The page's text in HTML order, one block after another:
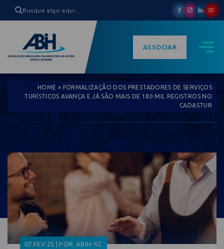
ASSOCIAR
HOME » FORMALIZAÇÃO DOS PRESTADORES DE SERVIÇOS
TURÍSTICOS AVANÇA E JÁ SÃO MAIS DE 180 MIL REGISTROS NO
CADASTUR
07.FEV.25 | POR: ABIH-SC